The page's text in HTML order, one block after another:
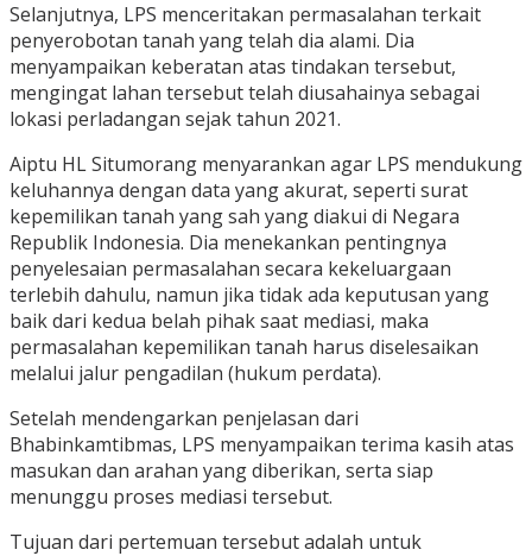
Selanjutnya, LPS menceritakan permasalahan terkait
penyerobotan tanah yang telah dia alami. Dia
menyampaikan keberatan atas tindakan tersebut,
mengingat lahan tersebut telah diusahainya sebagai
lokasi perladangan sejak tahun 2021.
Aiptu HL Situmorang menyarankan agar LPS mendukung
keluhannya dengan data yang akurat, seperti surat
kepemilikan tanah yang sah yang diakui di Negara
Republik Indonesia. Dia menekankan pentingnya
penyelesaian permasalahan secara kekeluargaan
terlebih dahulu, namun jika tidak ada keputusan yang
baik dari kedua belah pihak saat mediasi, maka
permasalahan kepemilikan tanah harus diselesaikan
melalui jalur pengadilan (hukum perdata).
Setelah mendengarkan penjelasan dari
Bhabinkamtibmas, LPS menyampaikan terima kasih atas
masukan dan arahan yang diberikan, serta siap
menunggu proses mediasi tersebut.
Tujuan dari pertemuan tersebut adalah untuk